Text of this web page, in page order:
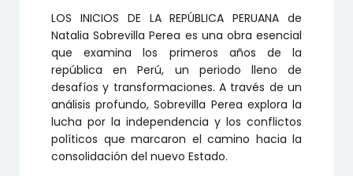
LOS INICIOS DE LA REPÚBLICA PERUANA de
Natalia Sobrevilla Perea es una obra esencial
que examina los primeros años de la
república en Perú, un periodo lleno de
desafíos y transformaciones. A través de un
análisis profundo, Sobrevilla Perea explora la
lucha por la independencia y los conflictos
políticos que marcaron el camino hacia la
consolidación del nuevo Estado.